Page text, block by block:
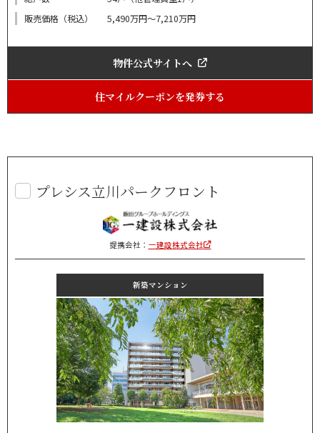
販売価格（税込）
5,490万円～7,210万円
物件公式サイトへ
住マイルクーポンを発券する
プレシス立川パークフロント
提携会社： 一建設株式会社
新築マンション